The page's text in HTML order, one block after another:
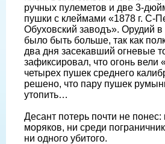
ручных пулеметов и две 3-
пушки с клеймами «1878 г. С-
Обуховский заводъ». Орудий
было быть больше, так как
два дня засекавший огневые
зафиксировал, что огонь вели
четырех пушек среднего
решено, что пару пушек
утопить…
Десант потерь почти не понес:
моряков, ни среди
ни одного убитого.